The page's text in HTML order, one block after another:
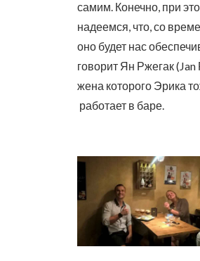
самим. Конечно, при
надеемся, что, со
оно будет нас
говорит Ян Ржегак (Jan
жена которого Эрика
работает в баре.